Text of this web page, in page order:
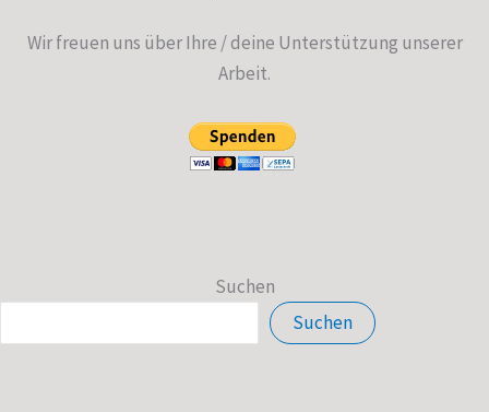
Wir freuen uns über Ihre / deine Unterstützung unserer
Arbeit.
Suchen
Suchen